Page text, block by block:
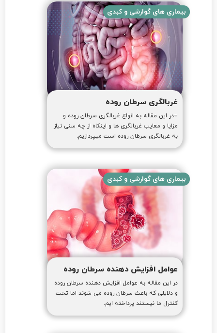
بیماری های گوارشی و کبدی
غربالگری سرطان روده
÷در این مقاله به انواع غربالگری سرطان روده و
مزایا و معایب غربالگری ها و اینکاه از چه سنی نیاز
به غربالگری سرطان روده است میپردازیم.
بیماری های گوارشی و کبدی
عوامل افزایش دهنده سرطان روده
در این مقاله به عوامل افزایش دهنده سرطان روده
و دلایلی که باعث سرطان روده می شوند اما تحت
کنترل ما نیستند پرداخته ایم.